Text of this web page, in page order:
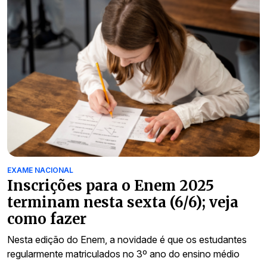
EXAME NACIONAL
Inscrições para o Enem 2025
terminam nesta sexta (6/6); veja
como fazer
Nesta edição do Enem, a novidade é que os estudantes
regularmente matriculados no 3º ano do ensino médio